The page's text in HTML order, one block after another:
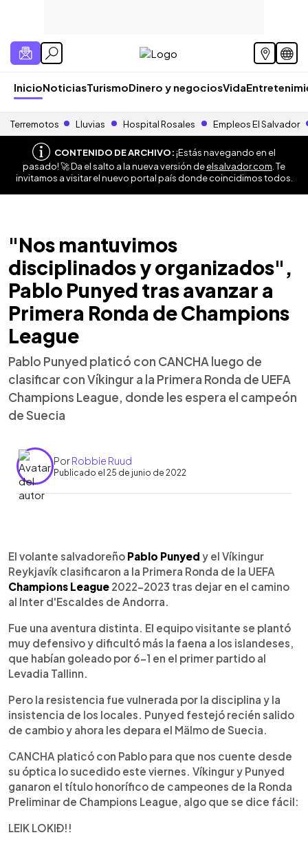
InicioNoticiasTurismoDinero y negociosVida
Terremotos Lluvias Hospital Rosales Empleos El Salvador
CONTENIDO DE ARCHIVO:¡Estás navegando en el
pasado! 🚀 Da el salto a la nueva versión deelsalvador.com . Te
invitamos a visitar el nuevo portal país donde coincidimos todos.
"Nos mantuvimos
disciplinados y organizados",
Pablo Punyed tras avanzar a
Primera Ronda de Champions
League
Pablo Punyed platicó con CANCHA luego de
clasificar con Víkingur a la Primera Ronda de UEFA
Champions League, donde les espera el campeón
de Suecia
PorRobbie Ruud
Publicado el 25 de junio de 2022
► Escuchar artículo
El volante salvadoreño Pablo Punyed y el Víkingur
Reykjavík clasificaron a la Primera Ronda de la UEFA
Champions League 2022-2023 tras dejar en el camino
al Inter d'Escaldes de Andorra.
Fue una aventura distinta. El equipo visitante se plantó
muy defensivo y dificultó más la faena a los islandeses,
que habían goleado por 6-1 en el primer partido al
Levadia Tallinn.
Pero la resistencia fue vulnerada por la disciplina y la
insistencia de los locales. Punyed festejó recién salido
de cambio y ahora les depara el Mälmo de Suecia.
CANCHA platicó con Pablo para que nos cuente desde
su óptica lo sucedido este viernes. Víkingur y Punyed
ganaron el título honorífico de campeones de la Ronda
Preliminar de Champions League, algo que se dice fácil:
LEIK LOKIÐ!!